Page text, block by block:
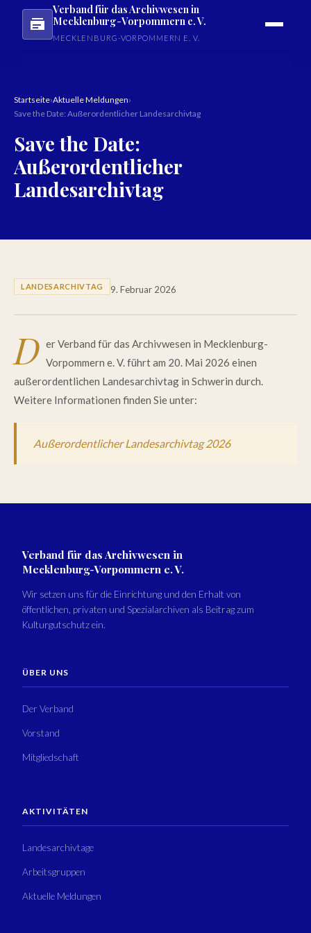
Verband für das Archivwesen in
Mecklenburg-Vorpommern e. V.
MECKLENBURG-VORPOMMERN E. V.
Startseite›Aktuelle Meldungen›
Save the Date: Außerordentlicher Landesarchivtag
Save the Date:
Außerordentlicher
Landesarchivtag
LANDESARCHIVTAG 9. Februar 2026
D er Verband für das Archivwesen in Mecklenburg-
Vorpommern e. V. führt am 20. Mai 2026 einen
außerordentlichen Landesarchivtag in Schwerin durch.
Weitere Informationen finden Sie unter:
Außerordentlicher Landesarchivtag 2026
Verband für das Archivwesen in
Mecklenburg-Vorpommern e. V.
Wir setzen uns für die Einrichtung und den Erhalt von
öffentlichen, privaten und Spezialarchiven als Beitrag zum
Kulturgutschutz ein.
ÜBER UNS
Der Verband
Vorstand
Mitgliedschaft
AKTIVITÄTEN
Landesarchivtage
Arbeitsgruppen
Aktuelle Meldungen